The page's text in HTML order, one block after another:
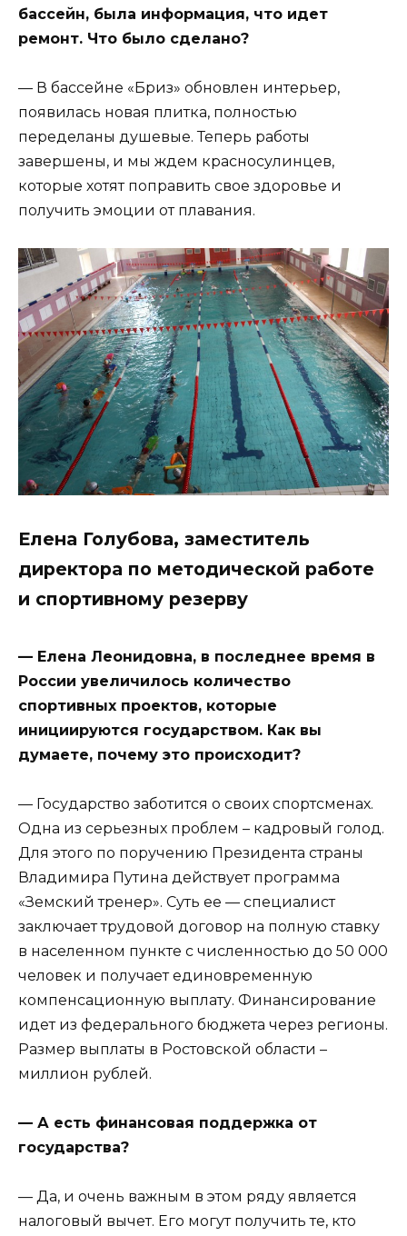
бассейн, была информация, что идет
ремонт. Что было сделано?
— В бассейне «Бриз» обновлен интерьер,
появилась новая плитка, полностью
переделаны душевые. Теперь работы
завершены, и мы ждем красносулинцев,
которые хотят поправить свое здоровье и
получить эмоции от плавания.
Елена Голубова, заместитель
директора по методической работе
и спортивному резерву
— Елена Леонидовна, в последнее время в
России увеличилось количество
спортивных проектов, которые
инициируются государством. Как вы
думаете, почему это происходит?
— Государство заботится о своих спортсменах.
Одна из серьезных проблем – кадровый голод.
Для этого по поручению Президента страны
Владимира Путина действует программа
«Земский тренер». Суть ее — специалист
заключает трудовой договор на полную ставку
в населенном пункте с численностью до 50 000
человек и получает единовременную
компенсационную выплату. Финансирование
идет из федерального бюджета через регионы.
Размер выплаты в Ростовской области –
миллион рублей.
— А есть финансовая поддержка от
государства?
— Да, и очень важным в этом ряду является
налоговый вычет. Его могут получить те, кто